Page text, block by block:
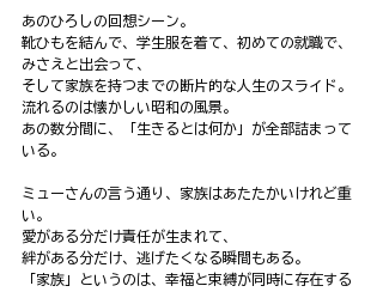
あのひろしの回想シーン。
靴ひもを結んで、学生服を着て、初めての就職で、
みさえと出会って、
そして家族を持つまでの断片的な人生のスライド。
流れるのは懐かしい昭和の風景。
あの数分間に、「生きるとは何か」が全部詰まって
いる。
ミューさんの言う通り、家族はあたたかいけれど重
い。
愛がある分だけ責任が生まれて、
絆がある分だけ、逃げたくなる瞬間もある。
「家族」というのは、幸福と束縛が同時に存在する